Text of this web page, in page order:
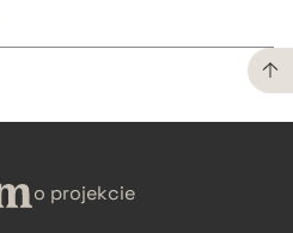
o projekcie